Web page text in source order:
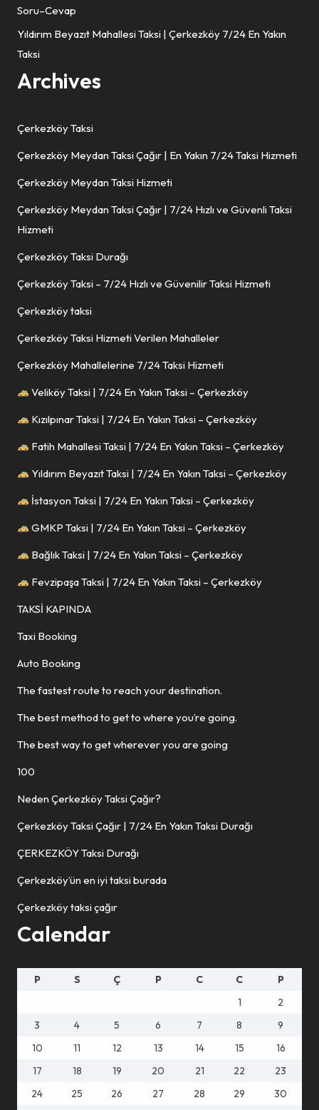
Soru–Cevap
Yıldırım Beyazıt Mahallesi Taksi | Çerkezköy 7/24 En Yakın
Taksi
Archives
Çerkezköy Taksi
Çerkezköy Meydan Taksi Çağır | En Yakın 7/24 Taksi Hizmeti
Çerkezköy Meydan Taksi Hizmeti
Çerkezköy Meydan Taksi Çağır | 7/24 Hızlı ve Güvenli Taksi
Hizmeti
Çerkezköy Taksi Durağı
Çerkezköy Taksi – 7/24 Hızlı ve Güvenilir Taksi Hizmeti
Çerkezköy taksi
Çerkezköy Taksi Hizmeti Verilen Mahalleler
Çerkezköy Mahallelerine 7/24 Taksi Hizmeti
Veliköy Taksi | 7/24 En Yakın Taksi – Çerkezköy
Kızılpınar Taksi | 7/24 En Yakın Taksi – Çerkezköy
Fatih Mahallesi Taksi | 7/24 En Yakın Taksi – Çerkezköy
Yıldırım Beyazıt Taksi | 7/24 En Yakın Taksi – Çerkezköy
İstasyon Taksi | 7/24 En Yakın Taksi – Çerkezköy
GMKP Taksi | 7/24 En Yakın Taksi – Çerkezköy
Bağlık Taksi | 7/24 En Yakın Taksi – Çerkezköy
Fevzipaşa Taksi | 7/24 En Yakın Taksi – Çerkezköy
TAKSİ KAPINDA
Taxi Booking
Auto Booking
The fastest route to reach your destination.
The best method to get to where you’re going.
The best way to get wherever you are going
100
Neden Çerkezköy Taksi Çağır?
Çerkezköy Taksi Çağır | 7/24 En Yakın Taksi Durağı
ÇERKEZKÖY Taksi Durağı
Çerkezköy’ün en iyi taksi burada
Çerkezköy taksi çağır
Calendar
P S Ç P C C
P
1
2
3
4 5 6 7 8
9
10
11 12 13 14 15
16
17
18 19 20 21 22
23
24
25 26 27 28 29 30